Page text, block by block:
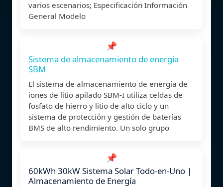
varios escenarios; Especificación Información
General Modelo
📌
Sistema de almacenamiento de energía
SBM
El sistema de almacenamiento de energía de
iones de litio apilado SBM-I utiliza celdas de
fosfato de hierro y litio de alto ciclo y un
sistema de protección y gestión de baterías
BMS de alto rendimiento. Un solo grupo
📌
60kWh 30kW Sistema Solar Todo-en-Uno |
Almacenamiento de Energía